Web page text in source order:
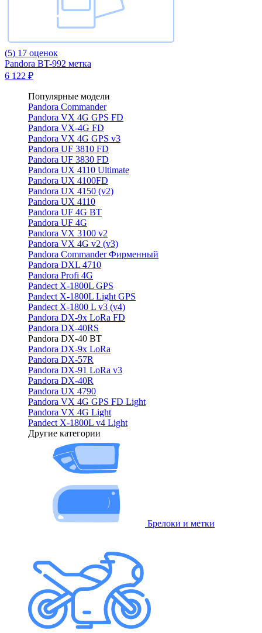
(5) 17 оценок
Pandora BT-992 метка
6 122 ₽
Популярные модели
Pandora Commander
Pandora VX 4G GPS FD
Pandora VX-4G FD
Pandora VX 4G GPS v3
Pandora UF 3810 FD
Pandora UF 3830 FD
Pandora UX 4110 Ultimate
Pandora UX 4100FD
Pandora UX 4150 (v2)
Pandora UX 4110
Pandora UF 4G BT
Pandora UF 4G
Pandora VX 3100 v2
Pandora VX 4G v2 (v3)
Pandora Commander Фирменный
Pandora DXL 4710
Pandora Profi 4G
Pandect X-1800L GPS
Pandect X-1800L Light GPS
Pandect X-1800 L v3 (v4)
Pandora DX-9x LoRa FD
Pandora DX-40RS
Pandora DX-40 BT
Pandora DX-9x LoRa
Pandora DX-57R
Pandora DX-91 LoRa v3
Pandora DX-40R
Pandora UX 4790
Pandora VX 4G GPS FD Light
Pandora VX 4G Light
Pandect X-1800L v4 Light
Другие категории
Брелоки и метки